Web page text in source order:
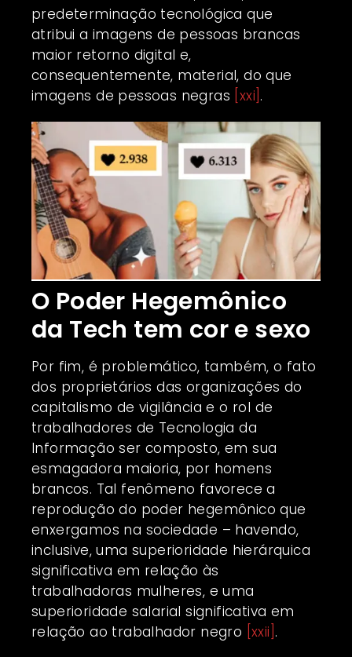
predeterminação tecnológica que
atribui a imagens de pessoas brancas
maior retorno digital e,
consequentemente, material, do que
imagens de pessoas negras [xxi] .
O Poder Hegemônico
da Tech tem cor e sexo
Por fim, é problemático, também, o fato
dos proprietários das organizações do
capitalismo de vigilância e o rol de
trabalhadores de Tecnologia da
Informação ser composto, em sua
esmagadora maioria, por homens
brancos. Tal fenômeno favorece a
reprodução do poder hegemônico que
enxergamos na sociedade – havendo,
inclusive, uma superioridade hierárquica
significativa em relação às
trabalhadoras mulheres, e uma
superioridade salarial significativa em
relação ao trabalhador negro [xxii] .